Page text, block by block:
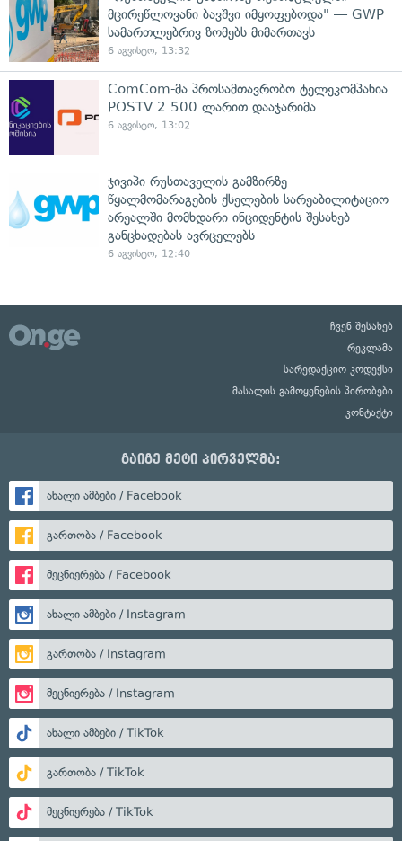
მცირეწლოვანი ბავშვი იმყოფებოდა" — GWP
სამართლებრივ ზომებს მიმართავს
6 აგვისტო, 13:32
ComCom-მა პროსამთავრობო ტელეკომპანია
POSTV 2 500 ლარით დააჯარიმა
6 აგვისტო, 13:02
ჯივიპი რუსთაველის გამზირზე
წყალმომარაგების ქსელების სარეაბილიტაციო
არეალში მომხდარი ინციდენტის შესახებ
განცხადებას ავრცელებს
6 აგვისტო, 12:40
ჩვენ შესახებ
რეკლამა
სარედაქციო კოდექსი
მასალის გამოყენების პირობები
კონტაქტი
გაიგე მეტი პირველმა:
ახალი ამბები / Facebook
გართობა / Facebook
მეცნიერება / Facebook
ახალი ამბები / Instagram
გართობა / Instagram
მეცნიერება / Instagram
ახალი ამბები / TikTok
გართობა / TikTok
მეცნიერება / TikTok